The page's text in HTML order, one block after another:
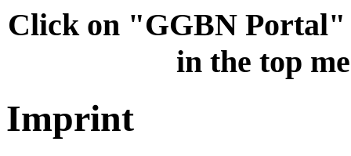
Click on "GGBN
in the top
Imprint